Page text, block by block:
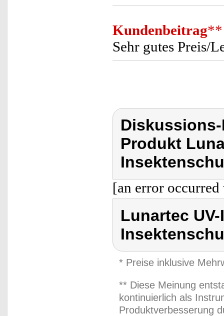
Kundenbeitrag**
Sehr gutes Preis/
Produkt
[an error
Lunartec
* Preise inklusive
** Diese Meinung
kontinuierlich als
Produktverbesserung